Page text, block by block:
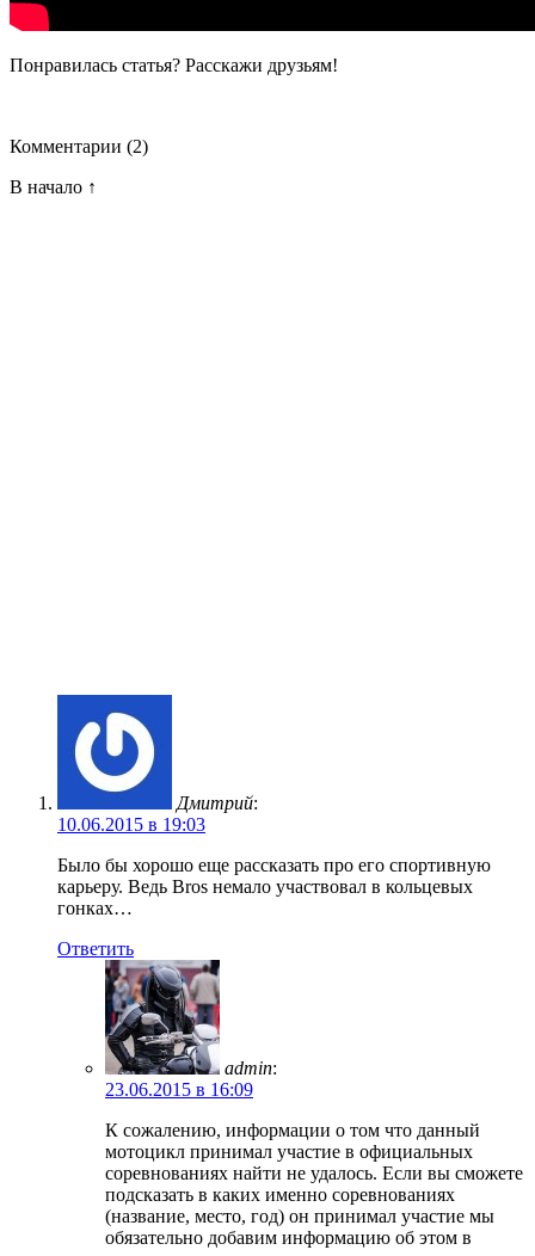
Понравилась статья? Расскажи друзьям!
Комментарии (2)
В начало ↑
Дмитрий:
10.06.2015 в 19:03
Было бы хорошо еще рассказать про его спортивную
карьеру. Ведь Bros немало участвовал в кольцевых
гонках…
Ответить
admin:
23.06.2015 в 16:09
К сожалению, информации о том что данный
мотоцикл принимал участие в официальных
соревнованиях найти не удалось. Если вы сможете
подсказать в каких именно соревнованиях
(название, место, год) он принимал участие мы
обязательно добавим информацию об этом в